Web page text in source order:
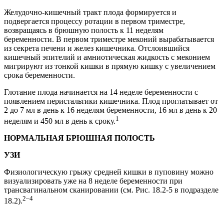
Желудочно-кишечный тракт плода формируется и
подвергается процессу ротации в первом триместре,
возвращаясь в брюшную полость к 11 неделям
беременности. В первом триместре меконий вырабатывается
из секрета печени и желез кишечника. Отслоившийся
кишечный эпителий и амниотическая жидкость с меконием
мигрируют из тонкой кишки в прямую кишку с увеличением
срока беременности.
Глотание плода начинается на 14 неделе беременности с
появлением перистальтики кишечника. Плод проглатывает от
2 до 7 мл в день к 16 неделям беременности, 16 мл в день к 20
неделям и 450 мл в день к сроку.1
НОРМАЛЬНАЯ БРЮШНАЯ ПОЛОСТЬ
УЗИ
Физиологическую грыжу средней кишки в пуповину можно
визуализировать уже на 8 неделе беременности при
трансвагинальном сканировании (см. Рис. 18.2-5 в подразделе
18.2).2–4